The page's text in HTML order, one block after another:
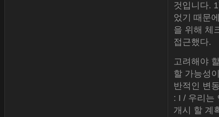
것입니다.
었기 때문
을 위해 체
접근했다.
고려해야
할 가능성
반적인 변
: I / 우리는
개시 할 계